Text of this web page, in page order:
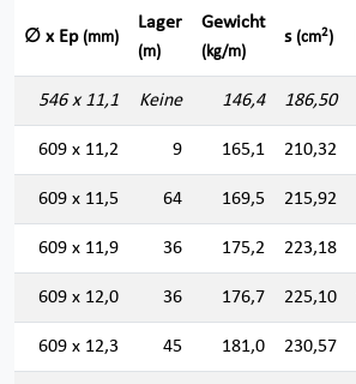
∅ x Ep (mm)
Lager
(m)
Gewicht
(kg/m)
s (cm2)
546 x 11,1 Keine 146,4 186,50
609 x 11,2 9 165,1 210,32
609 x 11,5 64 169,5 215,92
609 x 11,9 36 175,2 223,18
609 x 12,0 36 176,7 225,10
609 x 12,3 45 181,0 230,57